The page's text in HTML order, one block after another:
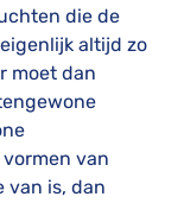
die de
altijd zo
moet dan
van
van is, dan